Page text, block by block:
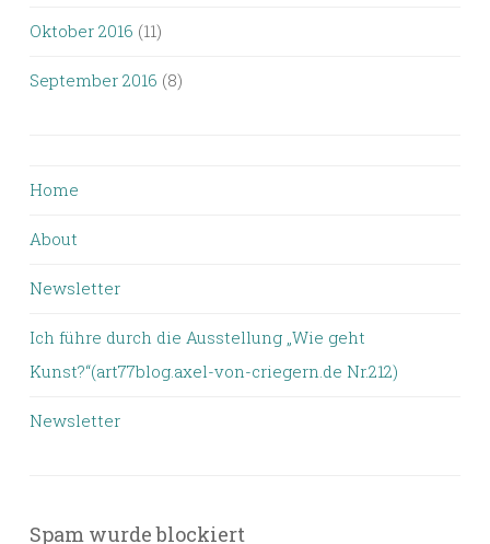
Oktober 2016 (11)
September 2016 (8)
Home
About
Newsletter
Ich führe durch die Ausstellung „Wie geht
Kunst?“(art77blog.axel-von-criegern.de Nr.212)
Newsletter
Spam wurde blockiert